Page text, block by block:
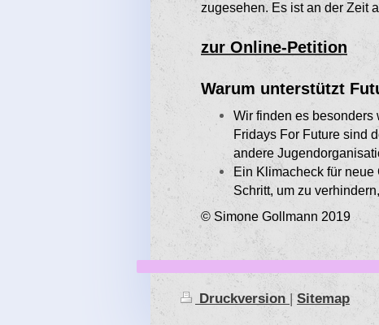
zugesehen. Es ist an der Zeit
zur Online-Petition
Warum unterstützt
Wir finden es besonders
Fridays For Future sind
andere
Ein Klimacheck für
Schritt, um zu
© Simone Gollmann 2019
Druckversion Sitemap